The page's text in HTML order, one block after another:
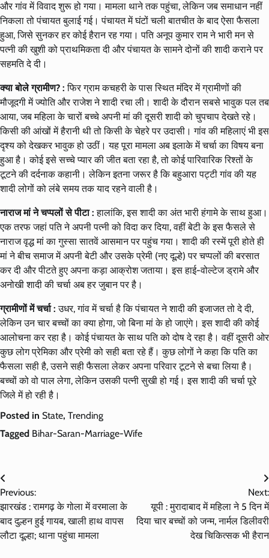
और गांव में विवाद शुरू हो गया। मामला थाने तक पहुंचा, लेकिन जब समाधान नहीं
निकला तो पंचायत बुलाई गई। पंचायत में घंटों चली बातचीत के बाद ऐसा फैसला
हुआ, जिसे सुनकर हर कोई हैरान रह गया। पति अनूप कुमार राम ने भारी मन से
पत्नी की खुशी को प्राथमिकता दी और पंचायत के सामने दोनों की शादी कराने पर
सहमति दे दी।
क्या बोले ग्रामीण? :फिर ग्राम कचहरी के पास स्थित मंदिर में ग्रामीणों की
मौजूदगी में ज्योति और राजेश ने शादी रचा ली। शादी के दौरान सबसे भावुक पल तब
आया, जब महिला के चारों बच्चे अपनी मां की दूसरी शादी को चुपचाप देखते रहे।
किसी की आंखों में हैरानी थी तो किसी के चेहरे पर उदासी। गांव की महिलाएं भी इस
दृश्य को देखकर भावुक हो उठीं। यह पूरा मामला अब इलाके में चर्चा का विषय बना
हुआ है। कोई इसे सच्चे प्यार की जीत बता रहा है, तो कोई पारिवारिक रिश्तों के
टूटने की दर्दनाक कहानी। लेकिन इतना जरूर है कि बहुआरा पट्टी गांव की यह
शादी लोगों को लंबे समय तक याद रहने वाली है।
नाराज मां ने चप्पलों से पीटा : हालांकि, इस शादी का अंत भारी हंगामे के साथ हुआ।
एक तरफ जहां पति ने अपनी पत्नी को विदा कर दिया, वहीं बेटी के इस फैसले से
नाराज वृद्ध मां का गुस्सा सातवें आसमान पर पहुंच गया। शादी की रस्में पूरी होते ही
मां ने बीच समाज में अपनी बेटी और उसके प्रेमी (नए दूल्हे) पर चप्पलों की बरसात
कर दी और पीटते हुए अपना कड़ा आक्रोश जताया। इस हाई-वोल्टेज ड्रामे और
अनोखी शादी की चर्चा अब हर जुबान पर है।
ग्रामीणों में चर्चा : उधर, गांव में चर्चा है कि पंचायत ने शादी की इजाजत तो दे दी,
लेकिन उन चार बच्चों का क्या होगा, जो बिना मां के हो जाएंगे। इस शादी की कोई
आलोचना कर रहा है। कोई पंचायत के साथ पति को दोष दे रहा है। वहीं दूसरी ओर
कुछ लोग प्रेमिका और प्रेमी को सही बता रहे हैं। कुछ लोगों ने कहा कि पति का
फैसला सही है, उसने सही फैसला लेकर अपना परिवार टूटने से बचा लिया है।
बच्चों को वो पाल लेगा, लेकिन उसकी पत्नी सुखी हो गई। इस शादी की चर्चा पूरे
जिले में हो रही है।
Posted in State, Trending
Tagged Bihar-Saran-Marriage-Wife
Post
navigation
Previous:
झारखंड : रामगढ़ के गोला में वरमाला के
बाद दुल्हन हुई गायब, खाली हाथ वापस
लौटा दूल्हा; थाना पहुंचा मामला
Next:
यूपी : मुरादाबाद में महिला ने 5 दिन में
दिया चार बच्चों को जन्म, नार्मल डिलीवरी
देख चिकित्सक भी हैरान